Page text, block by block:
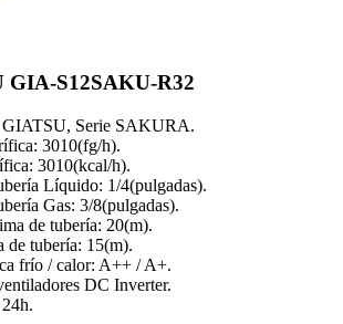
GIA-S12SAKU-R32
GIATSU, Serie SAKURA.
3010(fg/h).
3010(kcal/h).
Líquido: 1/4(pulgadas).
Gas: 3/8(pulgadas).
de tubería: 20(m).
de tubería: 15(m).
frío / calor: A++ / A+.
DC Inverter.